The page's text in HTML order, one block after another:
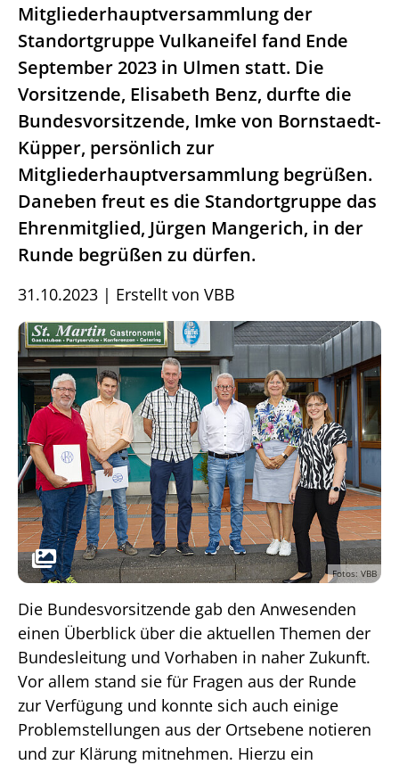
Mitgliederhauptversammlung der
Standortgruppe Vulkaneifel fand Ende
September 2023 in Ulmen statt. Die
Vorsitzende, Elisabeth Benz, durfte die
Bundesvorsitzende, Imke von Bornstaedt-
Küpper, persönlich zur
Mitgliederhauptversammlung begrüßen.
Daneben freut es die Standortgruppe das
Ehrenmitglied, Jürgen Mangerich, in der
Runde begrüßen zu dürfen.
31.10.2023 | Erstellt von VBB
Fotos: VBB
Die Bundesvorsitzende gab den Anwesenden
einen Überblick über die aktuellen Themen der
Bundesleitung und Vorhaben in naher Zukunft.
Vor allem stand sie für Fragen aus der Runde
zur Verfügung und konnte sich auch einige
Problemstellungen aus der Ortsebene notieren
und zur Klärung mitnehmen. Hierzu ein